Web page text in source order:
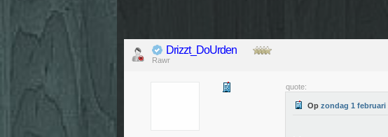
Drizzt_DoUrden
Rawr
quote:
Op zondag 1 februari